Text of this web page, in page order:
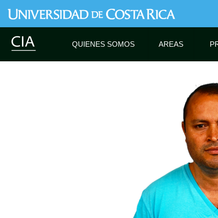
QUIENES SOMOS AREAS